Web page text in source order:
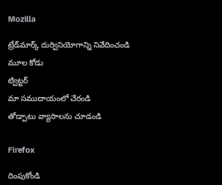
Mozilla
ట్రేడ్‌మార్క్ దుర్వినియోగాన్ని నివేదించండి
మూల కోడు
ట్విట్టర్
మా సముదాయంలో చేరండి
తోడ్పాటు వ్యాసాలను చూడండి
Firefox
దింపుకోండి